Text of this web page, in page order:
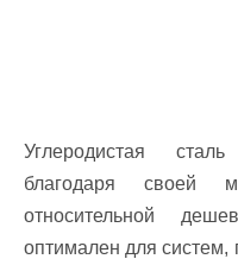
Углеродистая
благодаря своей
относительной
оптимален для систем,